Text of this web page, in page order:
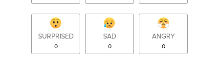
SURPRISED
0
SAD
0
ANGRY
0